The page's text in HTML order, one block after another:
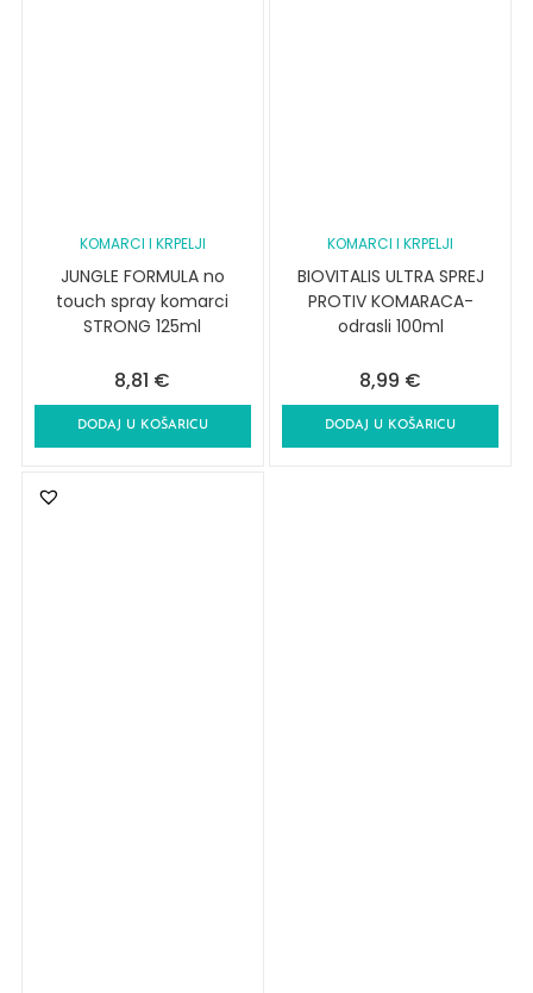
KOMARCI I KRPELJI
JUNGLE FORMULA no
touch spray komarci
STRONG 125ml
8,81 €
DODAJ U KOŠARICU
KOMARCI I KRPELJI
BIOVITALIS ULTRA SPREJ
PROTIV KOMARACA-
odrasli 100ml
8,99 €
DODAJ U KOŠARICU